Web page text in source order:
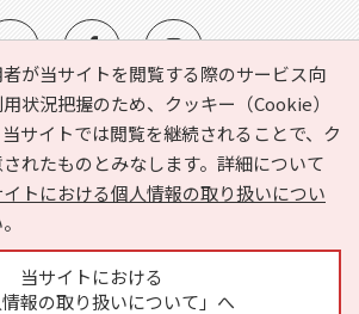
が当サイトを閲覧する際のサービス向
状況把握のため、クッキー（Cookie）
サイトでは閲覧を継続されることで、ク
れたものとみなします。詳細について
イトにおける個人情報の取り扱いについ
当サイトにおける
情報の取り扱いについて」へ
タ）とは？ お気に入り
ヘルプ
情報の取り扱いについて
運営会社
広告掲載に関するお問い合わせ